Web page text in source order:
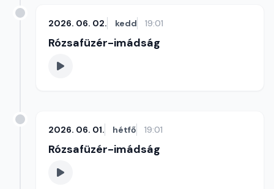
2026. 06. 02. kedd 19:01
Rózsafüzér-imádság
2026. 06. 01. hétfő 19:01
Rózsafüzér-imádság